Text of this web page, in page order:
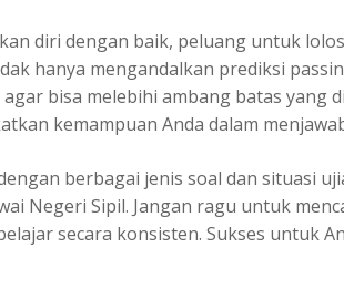
diri dengan baik, peluang untuk
hanya mengandalkan prediksi
bisa melebihi ambang batas yang
kemampuan Anda dalam
berbagai jenis soal dan situasi
Negeri Sipil. Jangan ragu untuk
secara konsisten. Sukses untuk